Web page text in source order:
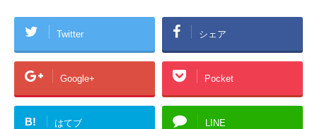
Twitter シェア
Google+ Pocket
B! はてブ LINE